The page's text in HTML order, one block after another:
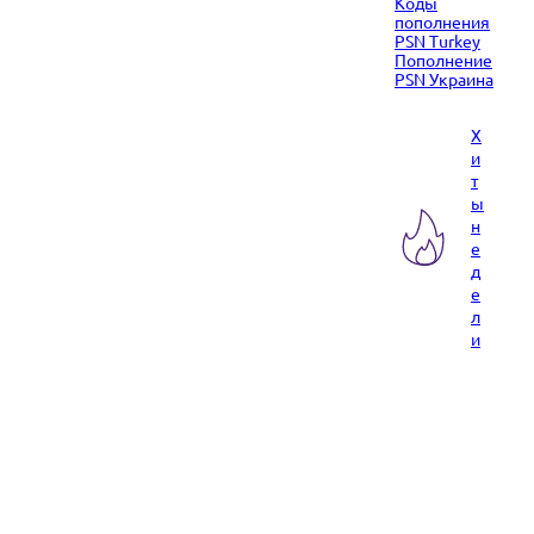
пополнения
PSN Turkey
Пополнение
PSN Украина
Х
и
т
ы
н
е
д
е
л
и